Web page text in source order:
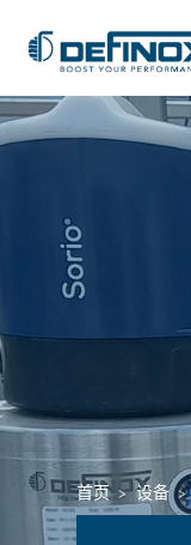
查看所有结果
首页 > 设备 >